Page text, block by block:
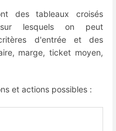
des tableaux croisés
lesquels on peut
d'entrée et des
marge, ticket moyen,
et actions possibles :